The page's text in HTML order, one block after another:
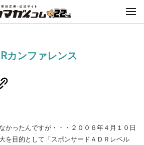
カンファレンス
かったんですが・・・２００６年４月１０日
を目的として「スポンサードＡＤＲレベル